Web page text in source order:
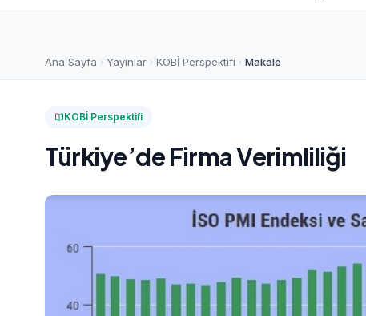
Ana Sayfa Yayınlar KOBİ Perspektifi Makale
KOBİ Perspektifi
Türkiye’de Firma Verimliliği